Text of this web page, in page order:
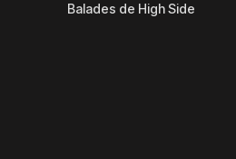
Balades de High Side